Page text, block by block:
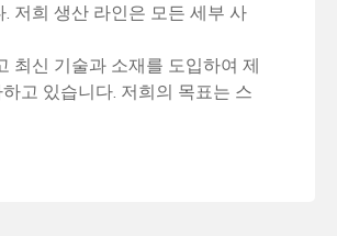
저희 생산 라인은 모든 세부 사
최신 기술과 소재를 도입하여 제
고 있습니다. 저희의 목표는 스